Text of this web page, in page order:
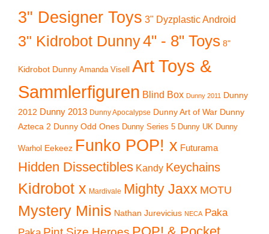
3" Designer Toys 3" Dyzplastic Android
3" Kidrobot Dunny4" - 8" Toys 8"
Kidrobot Dunny Amanda Visell
Art Toys &
Sammlerfiguren Blind Box Dunny 2011 Dunny
2012 Dunny 2013 Dunny Apocalypse Dunny Art of War Dunny
Azteca 2 Dunny Odd Ones Dunny Series 5 Dunny UK Dunny
Warhol Eekeez Funko POP! x Futurama
Hidden Dissectibles Kandy Keychains
Kidrobot x Mardivale Mighty Jaxx MOTU
Mystery Minis Nathan Jurevicius NECA Paka